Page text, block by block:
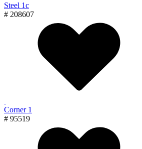
Steel 1с
# 208607
Corner 1
# 95519